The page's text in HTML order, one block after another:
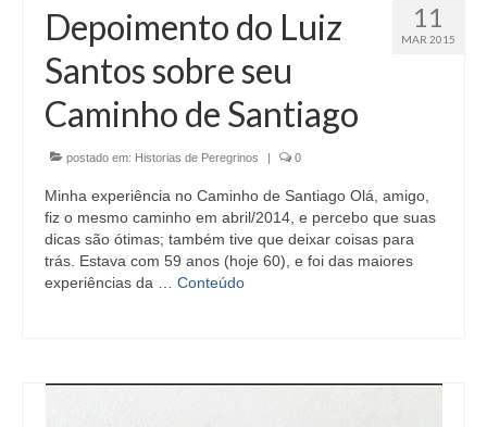
11
MAR 2015
Depoimento do Luiz
Santos sobre seu
Caminho de Santiago
postado em: Historias de Peregrinos | 0
Minha experiência no Caminho de Santiago Olá, amigo,
fiz o mesmo caminho em abril/2014, e percebo que suas
dicas são ótimas; também tive que deixar coisas para
trás. Estava com 59 anos (hoje 60), e foi das maiores
experiências da … Conteúdo